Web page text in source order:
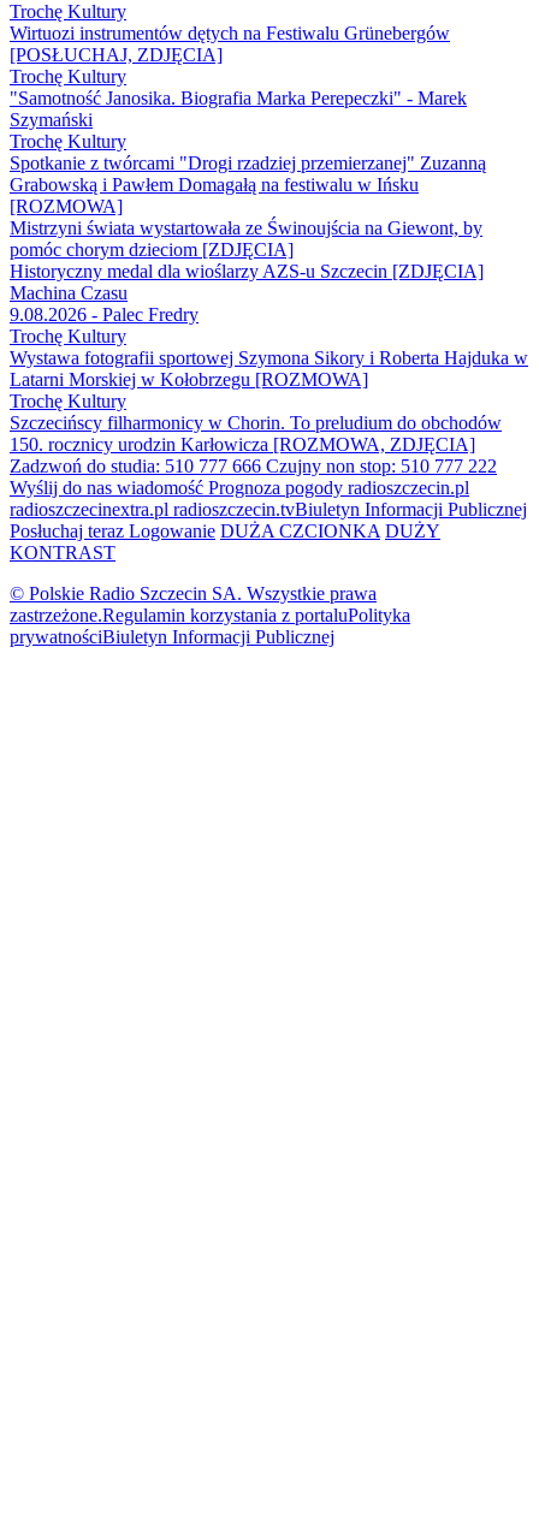
Trochę Kultury
Wirtuozi instrumentów dętych na Festiwalu Grünebergów
[POSŁUCHAJ, ZDJĘCIA]
Trochę Kultury
"Samotność Janosika. Biografia Marka Perepeczki" - Marek
Szymański
Trochę Kultury
Spotkanie z twórcami "Drogi rzadziej przemierzanej" Zuzanną
Grabowską i Pawłem Domagałą na festiwalu w Ińsku
[ROZMOWA]
Mistrzyni świata wystartowała ze Świnoujścia na Giewont, by
pomóc chorym dzieciom [ZDJĘCIA]
Historyczny medal dla wioślarzy AZS-u Szczecin [ZDJĘCIA]
Machina Czasu
9.08.2026 - Palec Fredry
Trochę Kultury
Wystawa fotografii sportowej Szymona Sikory i Roberta Hajduka w
Latarni Morskiej w Kołobrzegu [ROZMOWA]
Trochę Kultury
Szczecińscy filharmonicy w Chorin. To preludium do obchodów
150. rocznicy urodzin Karłowicza [ROZMOWA, ZDJĘCIA]
Zadzwoń do studia: 510 777 666 Czujny non stop: 510 777 222
Wyślij do nas wiadomość Prognoza pogody radioszczecin.pl
radioszczecinextra.pl radioszczecin.tvBiuletyn Informacji Publicznej
Posłuchaj teraz Logowanie DUŻA CZCIONKA DUŻY
KONTRAST
© Polskie Radio Szczecin SA. Wszystkie prawa
zastrzeżone.Regulamin korzystania z portaluPolityka
prywatnościBiuletyn Informacji Publicznej